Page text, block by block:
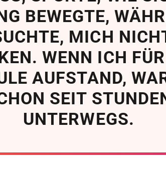
BEWEGTE,
MICH
WENN ICH
AUFSTAND,
SEIT
UNTERWEGS.